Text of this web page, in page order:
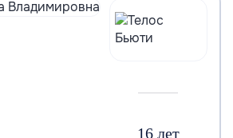
16 лет